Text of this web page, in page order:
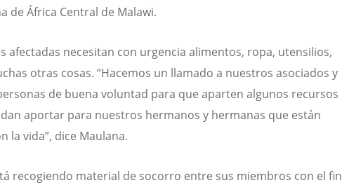
de África Central de Malawi.
afectadas necesitan con urgencia alimentos, ropa, utensilios,
otras cosas. “Hacemos un llamado a nuestros asociados y
de buena voluntad para que aparten algunos recursos
aportar para nuestros hermanos y hermanas que están
la vida”, dice Maulana.
recogiendo material de socorro entre sus miembros con el fin